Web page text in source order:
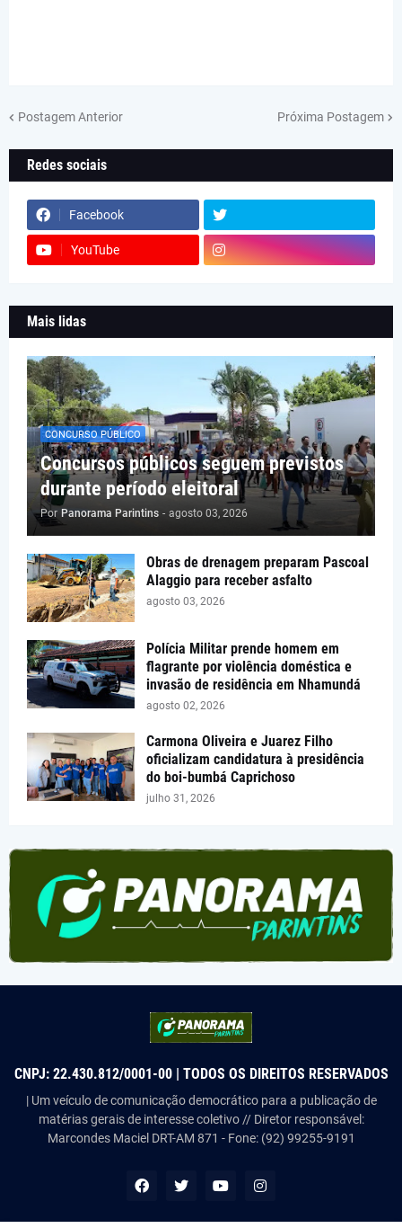
Postagem Anterior Próxima Postagem
Redes sociais
Facebook
YouTube
Mais lidas
CONCURSO PÚBLICO
Concursos públicos seguem previstos
durante período eleitoral
Por Panorama Parintins - agosto 03, 2026
Obras de drenagem preparam Pascoal
Alaggio para receber asfalto
agosto 03, 2026
Polícia Militar prende homem em
flagrante por violência doméstica e
invasão de residência em Nhamundá
agosto 02, 2026
Carmona Oliveira e Juarez Filho
oficializam candidatura à presidência
do boi-bumbá Caprichoso
julho 31, 2026
CNPJ: 22.430.812/0001-00 | TODOS OS DIREITOS RESERVADOS
| Um veículo de comunicação democrático para a publicação de
matérias gerais de interesse coletivo // Diretor responsável:
Marcondes Maciel DRT-AM 871 - Fone: (92) 99255-9191